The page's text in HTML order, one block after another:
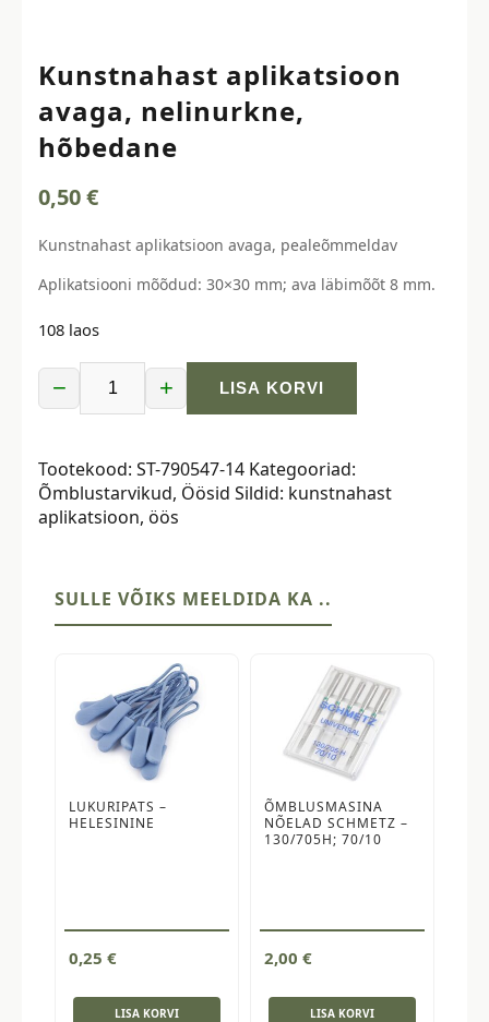
Kunstnahast aplikatsioon
avaga, nelinurkne,
hõbedane
0,50€
Kunstnahast aplikatsioon avaga, pealeõmmeldav
Aplikatsiooni mõõdud: 30×30 mm; ava läbimõõt 8 mm.
108 laos
−
Kunstnahast
aplikatsioon
nelinurkne,
hõbedane
kogus
+ LISA KORVI
Tootekood: ST-790547-14 Kategooriad:
Õmblustarvikud, Öösid Sildid: kunstnahast
aplikatsioon, öös
SULLE VÕIKS MEELDIDA KA ..
LUKURIPATS –
HELESININE
0,25 €
LISA KORVI
ÕMBLUSMASINA
NÕELAD SCHMETZ –
130/705H; 70/10
2,00 €
LISA KORVI